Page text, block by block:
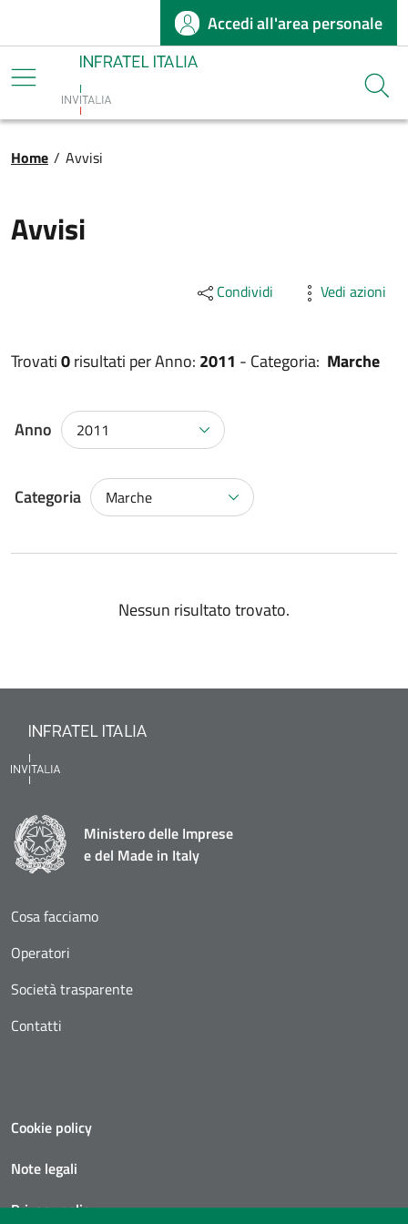
Salta al contenuto principaleAccedi all'area personale
Infratel
Briciole di pane
Home / Avvisi
Avvisi
Condividi Vedi azioni
Trovati0risultati perAnno: 2011 - Categoria: Marche
Anno 2011
Categoria Marche
Nessun risultato trovato.
Ministero delle Imprese
e del Made in Italy
Cosa facciamo
Operatori
Società trasparente
Contatti
Cookie policy
Note legali
Privacy policy